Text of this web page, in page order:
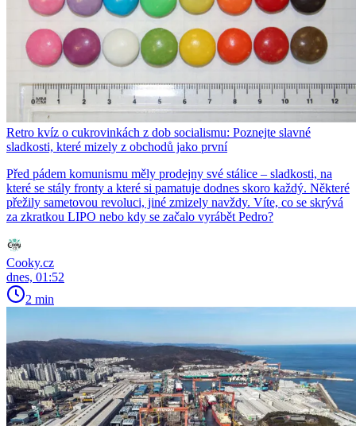
Retro kvíz o cukrovinkách z dob socialismu: Poznejte slavné
sladkosti, které mizely z obchodů jako první
Před pádem komunismu měly prodejny své stálice – sladkosti, na
které se stály fronty a které si pamatuje dodnes skoro každý. Některé
přežily sametovou revoluci, jiné zmizely navždy. Víte, co se skrývá
za zkratkou LIPO nebo kdy se začalo vyrábět Pedro?
Cooky.cz
dnes, 01:52
2 min